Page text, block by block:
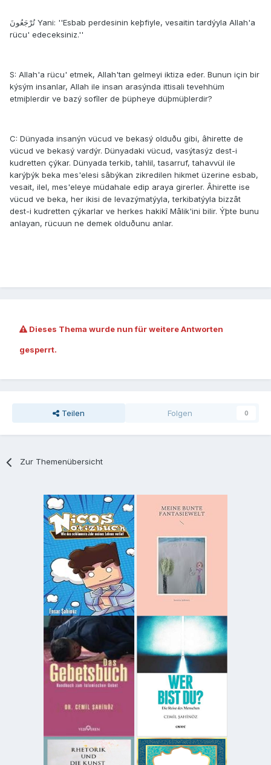
تُرْجَعُونَ Yani: ''Esbab perdesinin keþfiyle, vesaitin tardýyla Allah'a
rücu' edeceksiniz.''
S: Allah'a rücu' etmek, Allah'tan gelmeyi iktiza eder. Bunun için bir
kýsým insanlar, Allah ile insan arasýnda ittisali tevehhüm
etmiþlerdir ve bazý sofîler de þüpheye düþmüþlerdir?
C: Dünyada insanýn vücud ve bekasý olduðu gibi, âhirette de
vücud ve bekasý vardýr. Dünyadaki vücud, vasýtasýz dest-i
kudretten çýkar. Dünyada terkib, tahlil, tasarruf, tahavvül ile
karýþýk beka mes'elesi sâbýkan zikredilen hikmet üzerine esbab,
vesait, ilel, mes'eleye müdahale edip araya girerler. Âhirette ise
vücud ve beka, her ikisi de levazýmatýyla, terkibatýyla bizzât
dest-i kudretten çýkarlar ve herkes hakikî Mâlik'ini bilir. Ýþte bunu
anlayan, rücuun ne demek olduðunu anlar.
Dieses Thema wurde nun für weitere Antworten
gesperrt.
Teilen Folgen 0
Zur Themenübersicht